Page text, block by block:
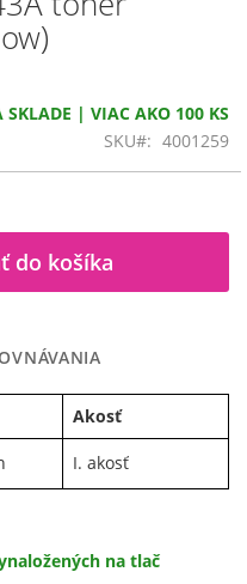
SKLADE | VIAC AKO 100 KS
SKU
4001259
do košíka
Akosť
I. akosť
na tlač